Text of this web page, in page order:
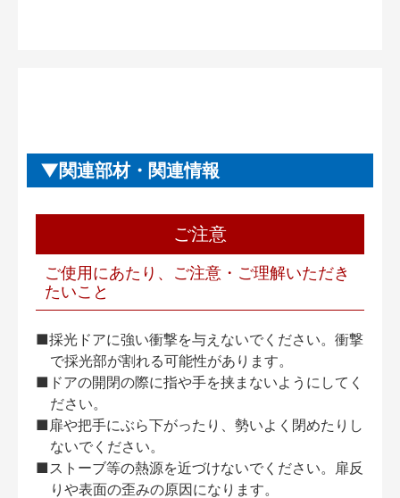
関連部材・関連情報
ご注意
ご使用にあたり、ご注意・ご理解いただき
たいこと
■採光ドアに強い衝撃を与えないでください。衝撃
で採光部が割れる可能性があります。
■ドアの開閉の際に指や手を挟まないようにしてく
ださい。
■扉や把手にぶら下がったり、勢いよく閉めたりし
ないでください。
■ストーブ等の熱源を近づけないでください。扉反
りや表面の歪みの原因になります。